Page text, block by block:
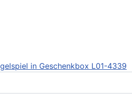
in Geschenkbox L01-4339